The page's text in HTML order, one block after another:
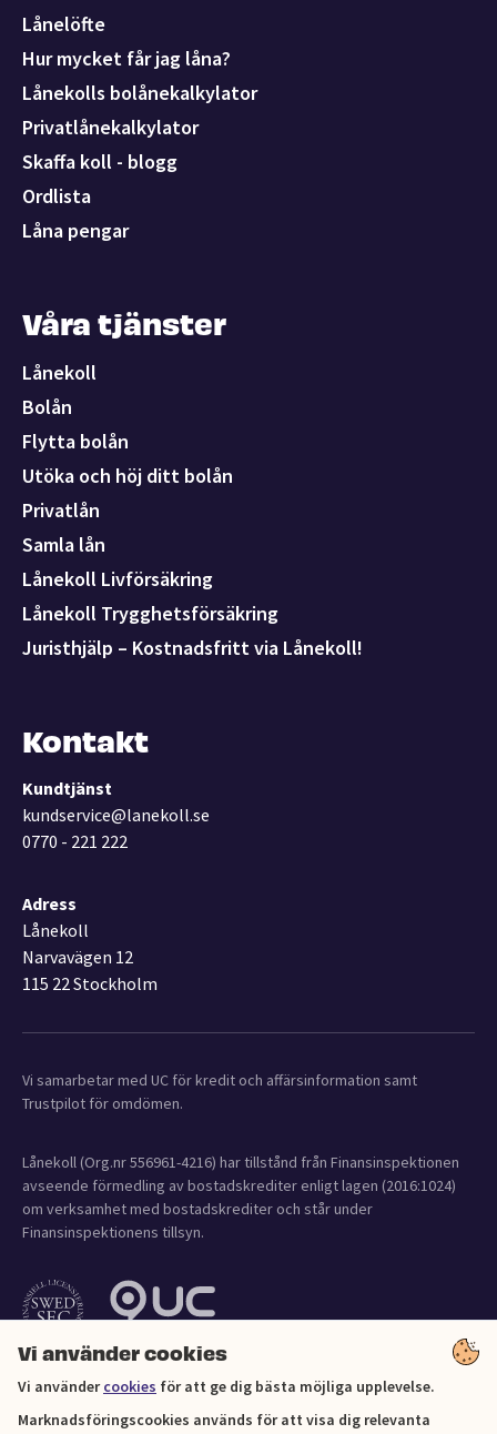
Vi använder cookies
Vi användercookies för att ge dig bästa möjliga upplevelse.
Marknadsföringscookies används för att visa dig relevanta
Lånelöfte
Hur mycket får jag låna?
Lånekolls bolånekalkylator
Privatlånekalkylator
Skaffa koll - blogg
Ordlista
Låna pengar
Våra tjänster
Lånekoll
Bolån
Flytta bolån
Utöka och höj ditt bolån
Privatlån
Samla lån
Lånekoll Livförsäkring
Lånekoll Trygghetsförsäkring
Juristhjälp – Kostnadsfritt via Lånekoll!
Kontakt
Kundtjänst
kundservice@lanekoll.se
0770 - 221 222
Adress
Lånekoll
Narvavägen 12
115 22 Stockholm
Vi samarbetar med UC för kredit och affärsinformation samt
Trustpilot för omdömen.
Lånekoll (Org.nr 556961-4216) har tillstånd från Finansinspektionen
avseende förmedling av bostadskrediter enligt lagen (2016:1024)
om verksamhet med bostadskrediter och står under
Finansinspektionens tillsyn.